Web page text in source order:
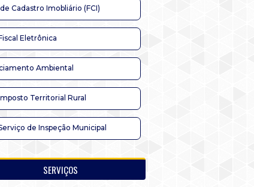
Cadastro Imobliário (FCI)
Eletrônica
Ambiental
Territorial Rural
de Inspeção Municipal
SERVIÇOS